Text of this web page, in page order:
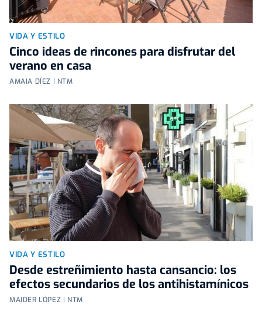
VIDA Y ESTILO
Cinco ideas de rincones para disfrutar del
verano en casa
AMAIA DÍEZ | NTM
VIDA Y ESTILO
Desde estreñimiento hasta cansancio: los
efectos secundarios de los antihistamínicos
MAIDER LÓPEZ | NTM